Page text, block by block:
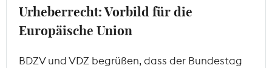
Mitgliederbereich
Urheberrecht: Vorbild für die
Europäische Union
BDZV und VDZ begrüßen, dass der Bundestag